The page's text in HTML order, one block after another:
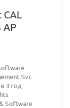
CAL
AP
Svc
3 год
Software